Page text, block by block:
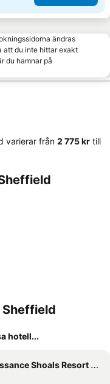
ändras
att du inte hittar exakt
du hamnar på
varierar från ‎2 775 kr till
hotell...
Shoals Resort & Spa